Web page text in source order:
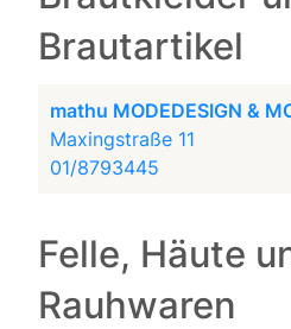
Brautartikel
mathu MODEDESIGN &
Maxingstraße 11
01/8793445
Felle, Häute
Rauhwaren